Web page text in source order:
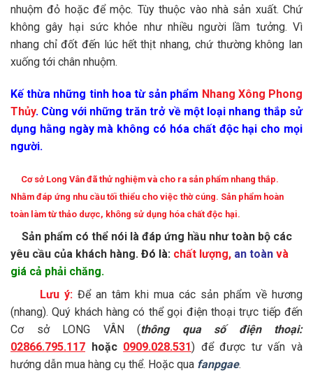
nhuộm đỏ hoặc để mộc. Tùy thuộc vào nhà sản xuất. Chứ
không gây hại sức khỏe như nhiều người lầm tưởng. Vì
nhang chỉ đốt đến lúc hết thịt nhang, chứ thường không lan
xuống tới chân nhuộm.
Kế thừa những tinh hoa từ sản phẩm Nhang Xông Phong
Thủy. Cùng với những trăn trở về một loại nhang thắp sử
dụng hằng ngày mà không có hóa chất độc hại cho mọi
người.
Cơ sở Long Vân đã thử nghiệm và cho ra sản phẩm nhang thắp.
Nhằm đáp ứng nhu cầu tối thiểu cho việc thờ cúng. Sản phẩm hoàn
toàn làm từ thảo dược, không sử dụng hóa chất độc hại.
Sản phẩm có thể nói là đáp ứng hầu như toàn bộ các
yêu cầu của khách hàng. Đó là: chất lượng, an toàn và
giá cả phải chăng.
Lưu ý: Để an tâm khi mua các sản phẩm về hương
(nhang). Quý khách hàng có thể gọi điện thoại trực tiếp đến
Cơ sở LONG VÂN (thông qua số điện thoại:
02866.795.117 hoặc 0909.028.531) để được tư vấn và
hướng dẫn mua hàng cụ thể. Hoặc qua fanpgae.